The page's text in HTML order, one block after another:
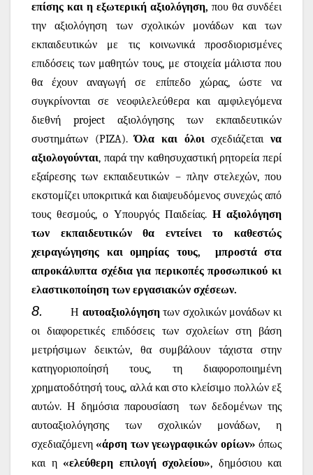
επίσης και η εξωτερική αξιολόγηση, που θα συνδέει
την αξιολόγηση των σχολικών μονάδων και των
εκπαιδευτικών με τις κοινωνικά προσδιορισμένες
επιδόσεις των μαθητών τους, με στοιχεία μάλιστα που
θα έχουν αναγωγή σε επίπεδο χώρας, ώστε να
συγκρίνονται σε νεοφιλελεύθερα και αμφιλεγόμενα
διεθνή project
αξιολόγησης των εκπαιδευτικών
συστημάτων (PIZA).Όλα και όλοισχεδιάζεταινα
αξιολογούνται, παρά την καθησυχαστική ρητορεία περί
εξαίρεσης των εκπαιδευτικών – πλην στελεχών, που
εκστομίζει υποκριτικά και διαψευδόμενος συνεχώς από
τους θεσμούς, ο Υπουργός Παιδείας. Η αξιολόγηση
των εκπαιδευτικών θα εντείνει το καθεστώς
χειραγώγησης και ομηρίας τους,
μπροστά στα
απροκάλυπτα σχέδια για περικοπές προσωπικού κι
ελαστικοποίηση των εργασιακών σχέσεων.
8. Η αυτοαξιολόγησητων σχολικών μονάδων κι
οι διαφορετικές επιδόσεις των σχολείων στη βάση
μετρήσιμων δεικτών, θα συμβάλουν τάχιστα στην
κατηγοριοποίησή τους, τη διαφοροποιημένη
χρηματοδότησή τους, αλλά και στο κλείσιμο πολλών εξ
αυτών. Η δημόσια παρουσίαση
των δεδομένων της
αυτοαξιολόγησης των σχολικών μονάδων, η
σχεδιαζόμενη «άρση των γεωγραφικών ορίων» όπως
και η«ελεύθερη επιλογή σχολείου», δημόσιου και